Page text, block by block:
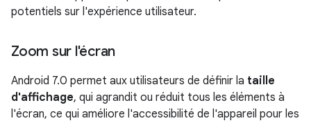
potentiels sur l'expérience utilisateur.
Zoom sur l'écran
Android 7.0 permet aux utilisateurs de définir la taille
d'affichage, qui agrandit ou réduit tous les éléments à
l'écran, ce qui améliore l'accessibilité de l'appareil pour les